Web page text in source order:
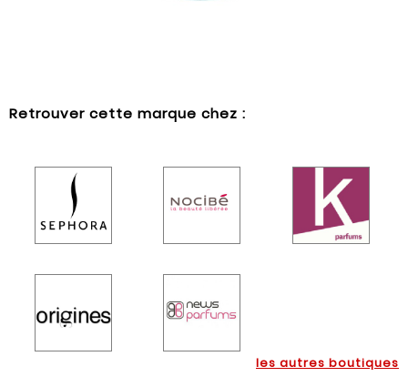
Retrouver cette marque chez :
les autres boutiques